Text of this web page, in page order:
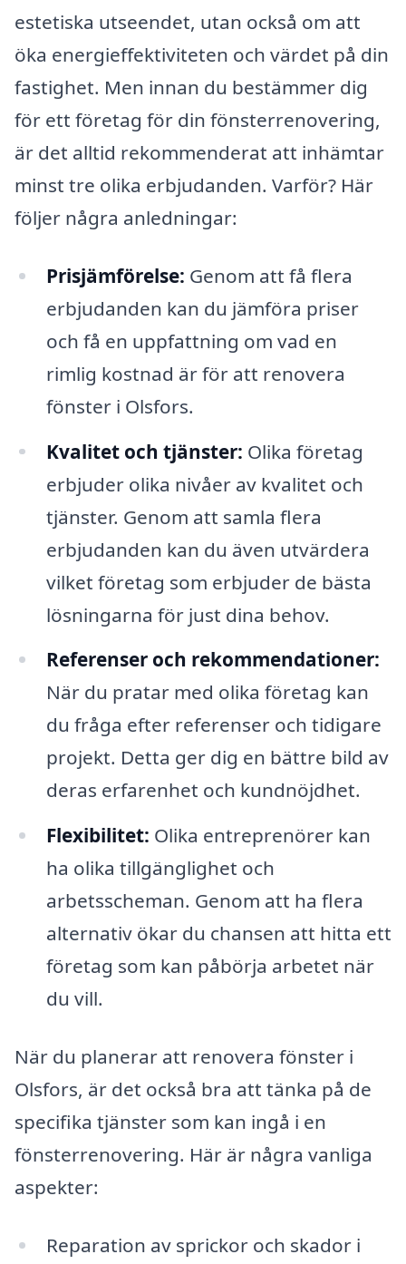
estetiska utseendet, utan också om att
öka energieffektiviteten och värdet på din
fastighet. Men innan du bestämmer dig
för ett företag för din fönsterrenovering,
är det alltid rekommenderat att inhämtar
minst tre olika erbjudanden. Varför? Här
följer några anledningar:
Prisjämförelse: Genom att få flera
erbjudanden kan du jämföra priser
och få en uppfattning om vad en
rimlig kostnad är för att renovera
fönster i Olsfors.
Kvalitet och tjänster: Olika företag
erbjuder olika nivåer av kvalitet och
tjänster. Genom att samla flera
erbjudanden kan du även utvärdera
vilket företag som erbjuder de bästa
lösningarna för just dina behov.
Referenser och rekommendationer:
När du pratar med olika företag kan
du fråga efter referenser och tidigare
projekt. Detta ger dig en bättre bild av
deras erfarenhet och kundnöjdhet.
Flexibilitet: Olika entreprenörer kan
ha olika tillgänglighet och
arbetsscheman. Genom att ha flera
alternativ ökar du chansen att hitta ett
företag som kan påbörja arbetet när
du vill.
När du planerar att renovera fönster i
Olsfors, är det också bra att tänka på de
specifika tjänster som kan ingå i en
fönsterrenovering. Här är några vanliga
aspekter:
Reparation av sprickor och skador i